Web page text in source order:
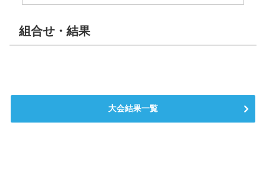
組合せ・結果
大会結果一覧